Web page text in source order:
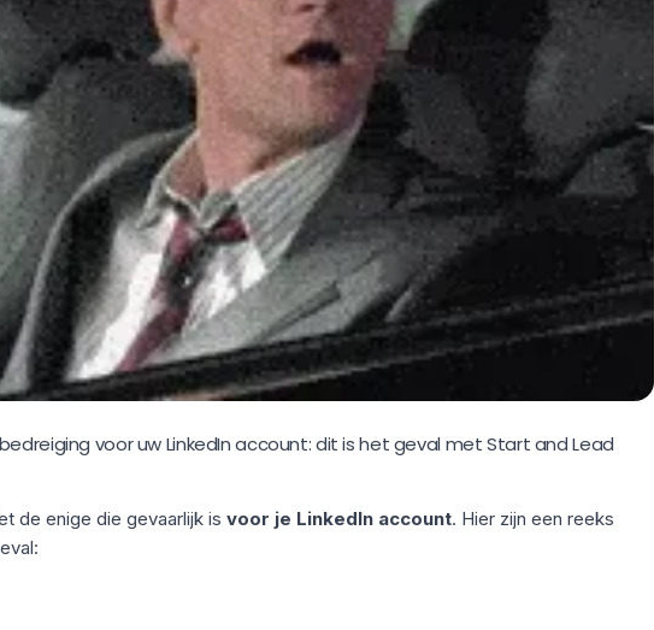
voor uw LinkedIn account: dit is het geval met Start and Lead
de enige die gevaarlijk is voor je LinkedIn account. Hier zijn een reeks